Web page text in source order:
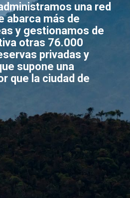
una red
abarca más de
y gestionamos de
otras 76.000
privadas y
supone una
que la ciudad de